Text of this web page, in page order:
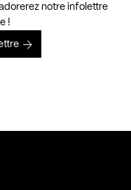
notre infolettre
!